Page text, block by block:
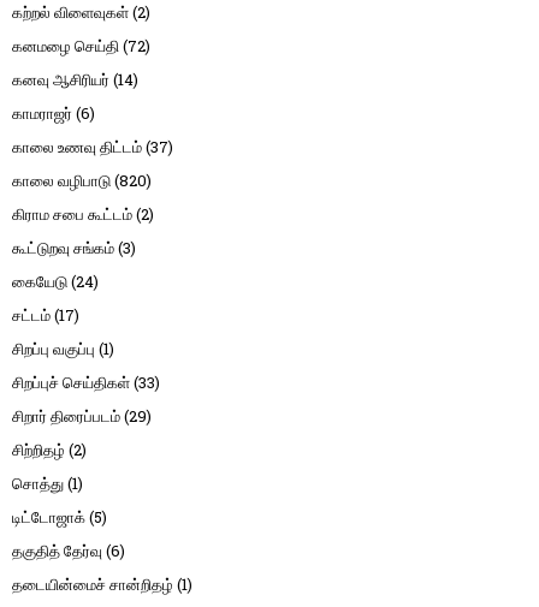
கற்றல் விளைவுகள்(2)
கனமழை செய்தி(72)
கனவு ஆசிரியர் (14)
காமராஜர் (6)
காலை உணவு திட்டம்(37)
காலை வழிபாடு(820)
கிராம சபை கூட்டம்(2)
கூட்டுறவு சங்கம்(3)
கையேடு(24)
சட்டம்(17)
சிறப்பு வகுப்பு (1)
சிறப்புச் செய்திகள்(33)
சிறார் திரைப்படம்(29)
சிற்றிதழ் (2)
சொத்து(1)
டிட்டோஜாக்(5)
தகுதித் தேர்வு (6)
தடையின்மைச் சான்றிதழ் (1)